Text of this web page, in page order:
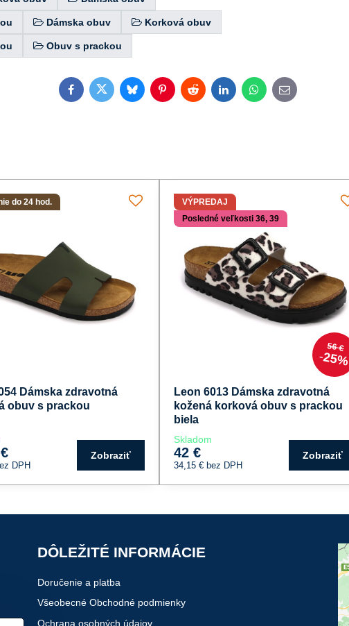
Dámska obuv Korková obuv
Obuv s prackou
FacebookTwitterBlueskyPinterestRedditLinkedInWhatsApp
E-
mail
do 24 hod.
Dámska zdravotná
obuv s prackou
DPH
Zobraziť
56 €
25%
VÝPREDAJ
Posledné veľkosti 36, 39
Leon 6013 Dámska zdravotná
kožená korková obuv s prackou
biela
Skladom
42 €
34,15 € bez DPH
Zobraziť
DÔLEŽITÉ INFORMÁCIE
Doručenie a platba
Všeobecné Obchodné podmienky
Ochrana osobných údajov